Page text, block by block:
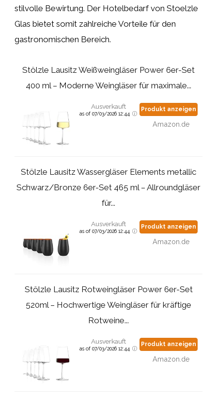
stilvolle Bewirtung. Der Hotelbedarf von Stoelzle
Glas bietet somit zahlreiche Vorteile für den
gastronomischen Bereich.
Stölzle Lausitz Weißweingläser Power 6er-Set
400 ml – Moderne Weingläser für maximale...
Ausverkauft
as of 07/03/2026 12:44
Produkt anzeigen
Amazon.de
Stölzle Lausitz Wassergläser Elements metallic
Schwarz/Bronze 6er-Set 465 ml – Allroundgläser
für...
Ausverkauft
as of 07/03/2026 12:44
Produkt anzeigen
Amazon.de
Stölzle Lausitz Rotweingläser Power 6er-Set
520ml – Hochwertige Weingläser für kräftige
Rotweine...
Ausverkauft
as of 07/03/2026 12:44
Produkt anzeigen
Amazon.de